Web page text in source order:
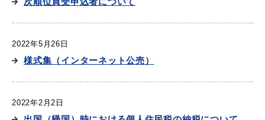
2022年5月26日
様式集（インターネット公売）
2022年2月2日